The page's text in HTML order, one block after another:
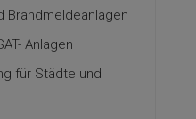
Brandmeldeanlagen
Anlagen
für Städte und